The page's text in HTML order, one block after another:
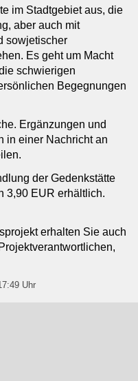
im Stadtgebiet aus, die
aber auch mit
sowjetischer
Es geht um Macht
schwierigen
Begegnungen
Ergänzungen und
in einer Nachricht an
der Gedenkstätte
3,90 EUR erhältlich.
erhalten Sie auch
Uhr